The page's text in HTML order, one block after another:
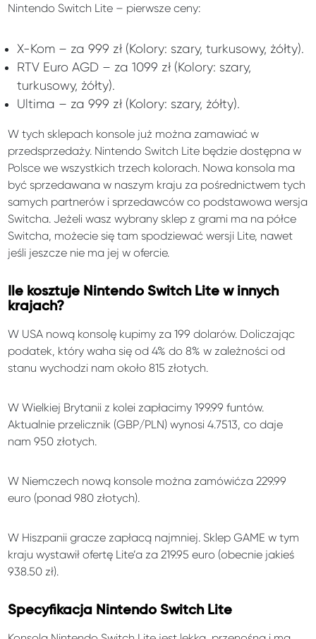
Nintendo Switch Lite – pierwsze ceny:
X-Kom – za 999 zł (Kolory: szary, turkusowy, żółty).
RTV Euro AGD – za 1099 zł (Kolory: szary,
turkusowy, żółty).
Ultima – za 999 zł (Kolory: szary, żółty).
W tych sklepach konsole już można zamawiać w
przedsprzedaży. Nintendo Switch Lite będzie dostępna w
Polsce we wszystkich trzech kolorach. Nowa konsola ma
być sprzedawana w naszym kraju za pośrednictwem tych
samych partnerów i sprzedawców co podstawowa wersja
Switcha. Jeżeli wasz wybrany sklep z grami ma na półce
Switcha, możecie się tam spodziewać wersji Lite, nawet
jeśli jeszcze nie ma jej w ofercie.
Ile kosztuje Nintendo Switch Lite w innych
krajach?
W USA nową konsolę kupimy za 199 dolarów. Doliczając
podatek, który waha się od 4% do 8% w zależności od
stanu wychodzi nam około 815 złotych.
W Wielkiej Brytanii z kolei zapłacimy 199.99 funtów.
Aktualnie przelicznik (GBP/PLN) wynosi 4.7513, co daje
nam 950 złotych.
W Niemczech nową konsole można zamówićza 229.99
euro (ponad 980 złotych).
W Hiszpanii gracze zapłacą najmniej. Sklep GAME w tym
kraju wystawił ofertę Lite’a za 219.95 euro (obecnie jakieś
938.50 zł).
Specyfikacja Nintendo Switch Lite